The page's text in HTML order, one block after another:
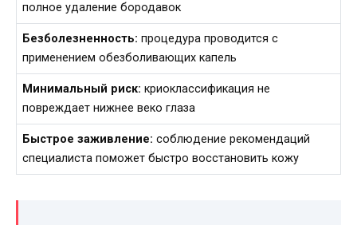
полное удаление бородавок
Безболезненность: процедура проводится с
применением обезболивающих капель
Минимальный риск: криоклассификация не
повреждает нижнее веко глаза
Быстрое заживление: соблюдение рекомендаций
специалиста поможет быстро восстановить кожу